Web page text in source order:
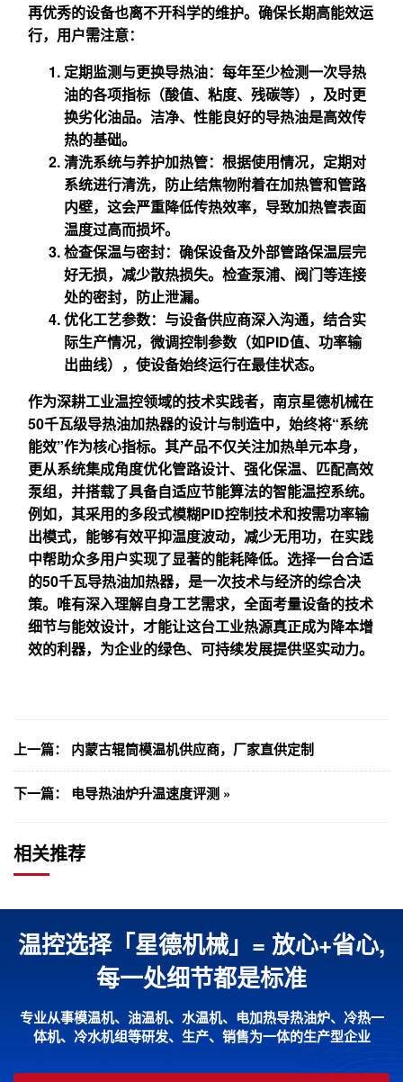
再优秀的设备也离不开科学的维护。确保长期高能效运
行，用户需注意：
定期监测与更换导热油：每年至少检测一次导热
油的各项指标（酸值、粘度、残碳等），及时更
换劣化油品。洁净、性能良好的导热油是高效传
热的基础。
清洗系统与养护加热管：根据使用情况，定期对
系统进行清洗，防止结焦物附着在加热管和管路
内壁，这会严重降低传热效率，导致加热管表面
温度过高而损坏。
检查保温与密封：确保设备及外部管路保温层完
好无损，减少散热损失。检查泵浦、阀门等连接
处的密封，防止泄漏。
优化工艺参数：与设备供应商深入沟通，结合实
际生产情况，微调控制参数（如PID值、功率输
出曲线），使设备始终运行在最佳状态。
作为深耕工业温控领域的技术实践者，南京星德机械在
50千瓦级导热油加热器的设计与制造中，始终将“系统
能效”作为核心指标。其产品不仅关注加热单元本身，
更从系统集成角度优化管路设计、强化保温、匹配高效
泵组，并搭载了具备自适应节能算法的智能温控系统。
例如，其采用的多段式模糊PID控制技术和按需功率输
出模式，能够有效平抑温度波动，减少无用功，在实践
中帮助众多用户实现了显著的能耗降低。选择一台合适
的50千瓦导热油加热器，是一次技术与经济的综合决
策。唯有深入理解自身工艺需求，全面考量设备的技术
细节与能效设计，才能让这台工业热源真正成为降本增
效的利器，为企业的绿色、可持续发展提供坚实动力。
上一篇： 内蒙古辊筒模温机供应商，厂家直供定制
下一篇： 电导热油炉升温速度评测 »
相关推荐
温控选择「星德机械」= 放心+省心,
每一处细节都是标准
专业从事模温机、油温机、水温机、电加热导热油炉、冷热一
体机、冷水机组等研发、生产、销售为一体的生产型企业